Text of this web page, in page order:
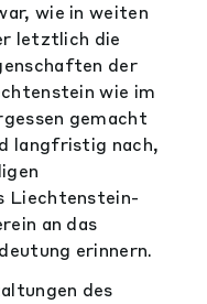
wie in weiten
letztlich die
der
wie im
gemacht
langfristig nach,
Liechtenstein-
an das
erinnern.
des